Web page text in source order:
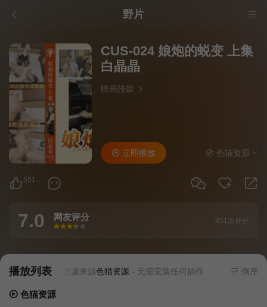
野片
CUS-024 娘炮的蜕变 上集
白晶晶
映画传媒
551
立即播放 色猫资源
7.0 网友评分
很差
较差还行推荐力荐
851次评分
播放列表当前资源来源 色猫资源- 无需安装任何插件 倒序
色猫资源